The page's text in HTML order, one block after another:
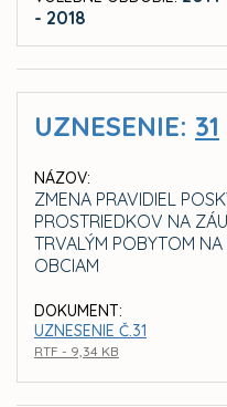
- 2018
UZNESENIE: 31
NÁZOV:
ZMENA PRAVIDIEL
PROSTRIEDKOV NA
TRVALÝM POBYTOM NA
OBCIAM
DOKUMENT:
UZNESENIE Č.31
RTF - 9,34 KB